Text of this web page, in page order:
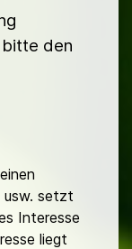
bitte den
usw. setzt
Interesse
liegt